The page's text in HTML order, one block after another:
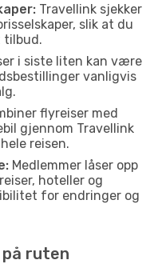
Travellink sjekker
slik at du
tilbud.
i siste liten kan være
vanligvis
flyreiser med
gjennom Travellink
reisen.
Medlemmer låser opp
hoteller og
for endringer og
ruten